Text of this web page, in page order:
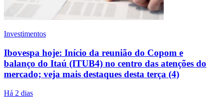
Investimentos
Ibovespa hoje: Início da reunião do Copom e
balanço do Itaú (ITUB4) no centro das atenções do
mercado; veja mais destaques desta terça (4)
Há 2 dias